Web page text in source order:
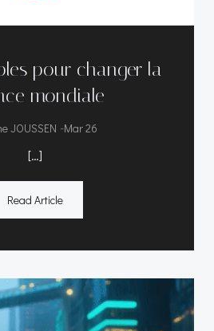
pour changer la
mondiale
JOUSSEN -Mar 26
[…]
Read Article